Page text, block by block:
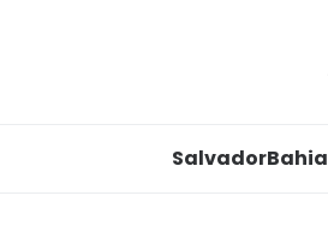
SalvadorBahia